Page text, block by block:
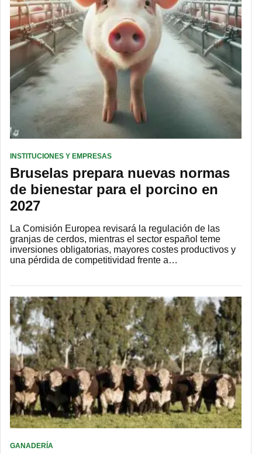
INSTITUCIONES Y EMPRESAS
Bruselas prepara nuevas normas
de bienestar para el porcino en
2027
La Comisión Europea revisará la regulación de las
granjas de cerdos, mientras el sector español teme
inversiones obligatorias, mayores costes productivos y
una pérdida de competitividad frente a…
GANADERÍA